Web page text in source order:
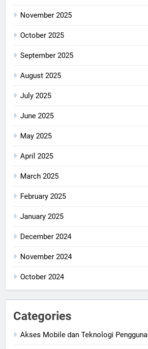
November 2025
October 2025
September 2025
August 2025
July 2025
June 2025
May 2025
April 2025
March 2025
February 2025
January 2025
December 2024
November 2024
October 2024
Categories
Akses Mobile dan Teknologi Pengguna